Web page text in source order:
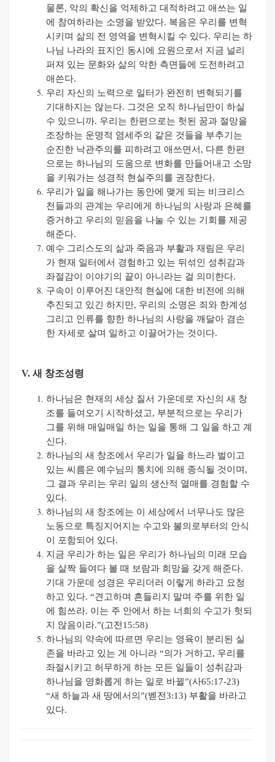
물론, 악의 확신을 억제하고 대적하려고 애쓰는 일
에 참여하라는 소명을 받았다. 복음은 우리를 변혁
시키며 삶의 전 영역을 변혁시킬 수 있다. 우리는 하
나님 나라의 표지인 동시에 요원으로서 지금 널리
퍼져 있는 문화와 삶의 악한 측면들에 도전하려고
애쓴다.
우리 자신의 노력으로 일터가 완전히 변혁되기를
기대하지는 않는다. 그것은 오직 하나님만이 하실
수 있으니까. 우리는 한편으로는 헛된 꿈과 절망을
조장하는 운명적 염세주의 같은 것들을 부추기는
순진한 낙관주의를 피하려고 애쓰면서 , 다른 한편
으로는 하나님의 도움으로 변화를 만들어내고 소망
을 키워가는 성경적 현실주의를 권장한다.
우리가 일을 해나가는 동안에 맺게 되는 비크리스
천들과의 관계는 우리에게 하나님의 사랑과 은혜를
증거하고 우리의 믿음을 나눌 수 있는 기회를 제공
해준다.
예수 그리스도의 삶과 죽음과 부활과 재림은 우리
가 현재 일터에서 경험하고 있는 뒤섞인 성취감과
좌절감이 이야기의 끝이 아니라는 걸 의미한다.
구속이 이루어진 대안적 현실에 대한 비전에 의해
추진되고 있긴 하지만, 우리의 소명은 죄와 한계성
그리고 인류를 향한 하나님의 사랑을 깨달아 겸손
한 자세로 살며 일하고 이끌어가는 것이다.
V. 새 창조성령
하나님은 현재의 세상 질서 가운데로 자신의 새 창
조를 들여오기 시작하셨고, 부분적으로는 우리가
그를 위해 매일매일 하는 일을 통해 그 일을 하고 계
신다.
하나님의 새 창조에서 우리가 일을 하느라 벌이고
있는 씨름은 예수님의 통치에 의해 종식될 것이며 ,
그 결과 우리는 우리 일의 생산적 열매를 경험할 수
있다.
하나님의 새 창조에는 이 세상에서 너무나도 많은
노동으로 특징지어지는 수고와 불의로부터의 안식
이 포함되어 있다.
지금 우리가 하는 일은 우리가 하나님의 미래 모습
을 살짝 들여다 볼 때 보람과 희망을 갖게 해준다.
기대 가운데 성경은 우리더러 이렇게 하라고 요청
하고 있다. “견고하며 흔들리지 말며 주를 위한 일
에 힘쓰라. 이는 주 안에서 하는 너희의 수고가 헛되
지 않음이라.”(고전 15:58)
하나님의 약속에 따르면 우리는 영육이 분리된 실
존을 바라고 있는 게 아니라 “의가 거하고, 우리를
좌절시키고 허무하게 하는 모든 일들이 성취감과
하나님을 영화롭게 하는 일로 바뀔”(사65:17-23)
“새 하늘과 새 땅에서의 ”(벧전3:13) 부활을 바라고
있다.